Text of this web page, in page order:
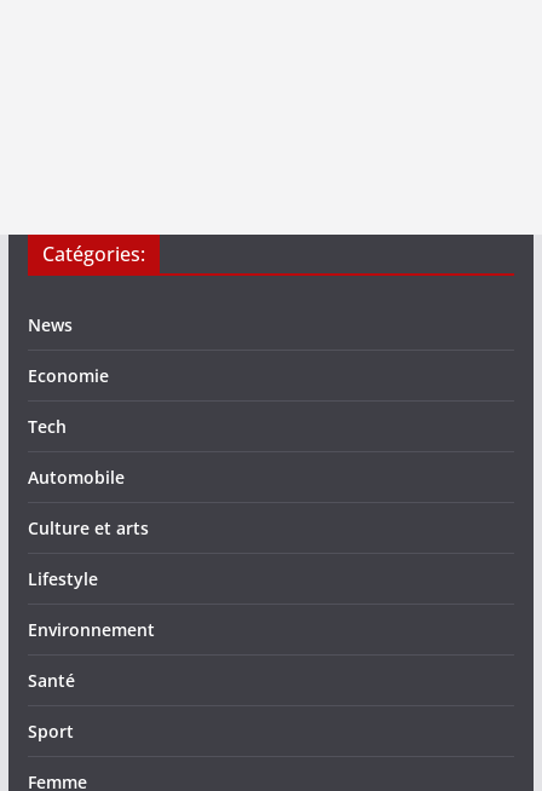
Catégories:
News
Economie
Tech
Automobile
Culture et arts
Lifestyle
Environnement
Santé
Sport
Femme